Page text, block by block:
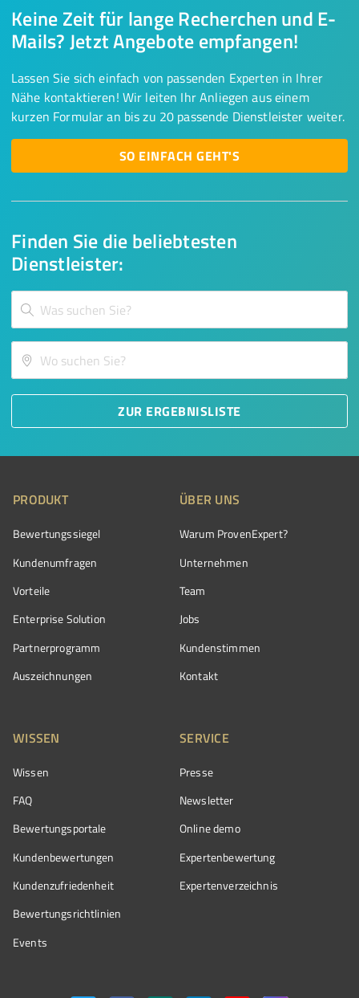
Finden Sie die beliebtesten
Dienstleister:
ZUR ERGEBNISLISTE
Keine Zeit für lange Recherchen und E-
Mails? Jetzt Angebote empfangen!
Lassen Sie sich einfach von passenden Experten in Ihrer
Nähe kontaktieren! Wir leiten Ihr Anliegen aus einem
kurzen Formular an bis zu 20 passende Dienstleister weiter.
SO EINFACH GEHT'S
PRODUKT
Bewertungssiegel
Kundenumfragen
Vorteile
Enterprise Solution
Partnerprogramm
Auszeichnungen
ÜBER UNS
Warum ProvenExpert?
Unternehmen
Team
Jobs
Kundenstimmen
Kontakt
WISSEN
Wissen
FAQ
Bewertungsportale
Kundenbewertungen
Kundenzufriedenheit
Bewertungs­richtlinien
Events
SERVICE
Presse
Newsletter
Online demo
Expertenbewertung
Expertenverzeichnis